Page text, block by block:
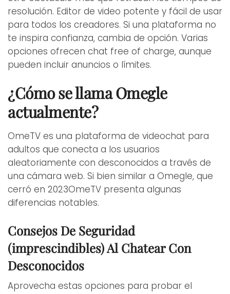
resolución. Editor de video potente y fácil de usar
para todos los creadores. Si una plataforma no
te inspira confianza, cambia de opción. Varias
opciones ofrecen chat free of charge, aunque
pueden incluir anuncios o límites.
¿Cómo se llama Omegle
actualmente?
OmeTV es una plataforma de videochat para
adultos que conecta a los usuarios
aleatoriamente con desconocidos a través de
una cámara web. Si bien similar a Omegle, que
cerró en 2023OmeTV presenta algunas
diferencias notables.
Consejos De Seguridad
(imprescindibles) Al Chatear Con
Desconocidos
Aprovecha estas opciones para probar el